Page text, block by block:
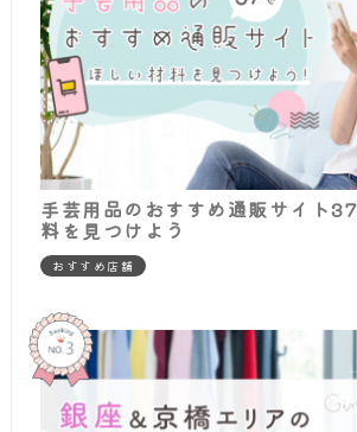
手芸用品のおすすめ通販サイト
料を見つけよう
おすすめ店舗